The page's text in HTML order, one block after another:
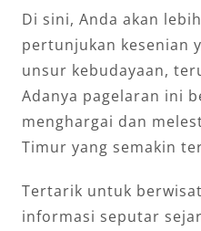
Di sini, Anda akan
pertunjukan kesenian
unsur kebudayaan,
Adanya pagelaran ini
menghargai dan
Timur yang semakin
Tertarik untuk
informasi seputar